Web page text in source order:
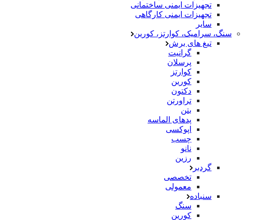
تجهیزات ایمنی ساختمانی
تجهیزات ایمنی کارگاهی
سایر
سنگ، سرامیک، کوارتز، کورین
تیغ های برش
گرانیت
پرسلان
کوارتز
کورین
دکتون
تراورتن
بتن
پدهای الماسه
اپوکسی
چسب
نانو
رزین
گردبر
تخصصی
معمولی
سنباده
سنگ
کورین